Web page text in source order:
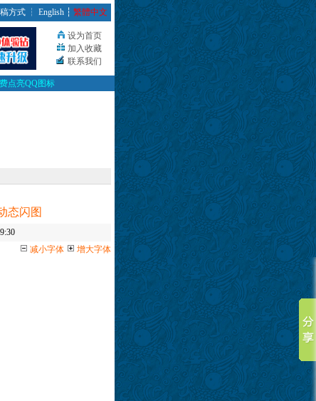
方式 ┆ English ┆ 繁體中文
设为首页
加入收藏
联系我们
点亮QQ图标
态闪图
减小字体
增大字体